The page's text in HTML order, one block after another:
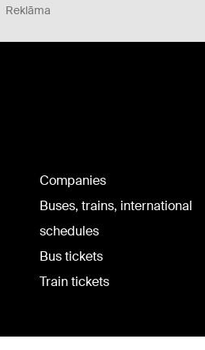
Reklāma
Companies
Buses, trains, international
schedules
Bus tickets
Train tickets